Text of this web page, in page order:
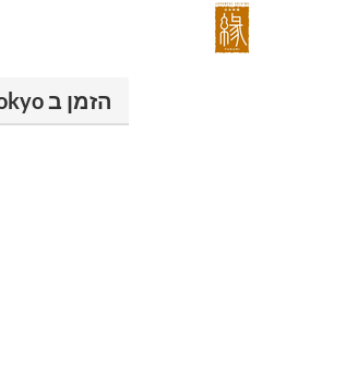
הזמן ב Japanese Cuisine YUKURI - Hotel Niwa Tokyo